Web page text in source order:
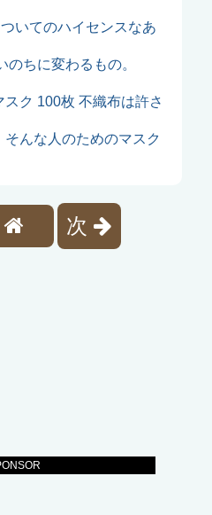
いてのハイセンスなあ
のちに変わるもの。
ク 100枚 不織布は許さ
そんな人のためのマスク
次